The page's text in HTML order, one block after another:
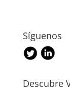
Síguenos
Descubre